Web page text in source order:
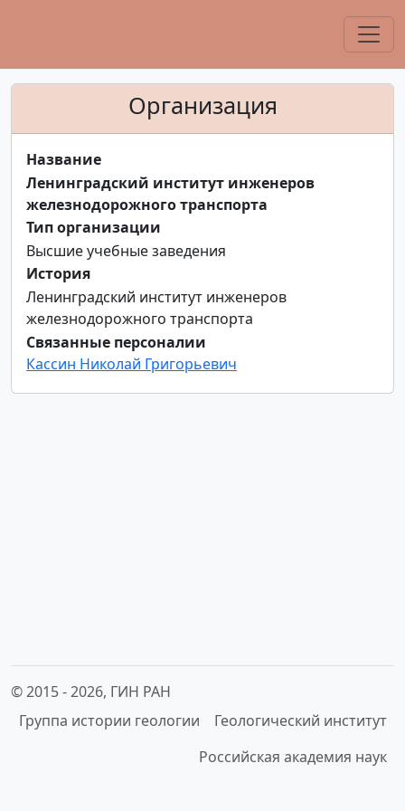
Организация
Название
Ленинградский институт инженеров
железнодорожного транспорта
Тип организации
Высшие учебные заведения
История
Ленинградский институт инженеров
железнодорожного транспорта
Связанные персоналии
Кассин Николай Григорьевич
© 2015 -2026, ГИН РАН
Группа истории геологии
Геологический институт
Российская академия наук